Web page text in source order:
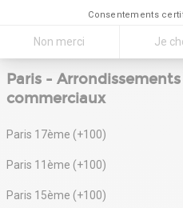
Consentements
Non merci Je
Notre plateforme vous permet
Voir tous les locaux
Paris -
commerciaux
Paris 17ème (+100)
Paris 11ème (+100)
Paris 15ème (+100)